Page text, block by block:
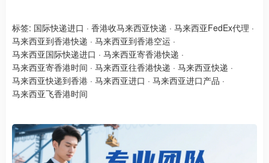
标签: 国际快递进口 · 香港收马来西亚快递 · 马来西亚FedEx代理 ·
马来西亚到香港快递 · 马来西亚到香港空运 ·
马来西亚国际快递进口 · 马来西亚寄香港快递 ·
马来西亚寄香港时间 · 马来西亚往香港快递 · 马来西亚快递 ·
马来西亚快递到香港 · 马来西亚进口 · 马来西亚进口产品 ·
马来西亚飞香港时间